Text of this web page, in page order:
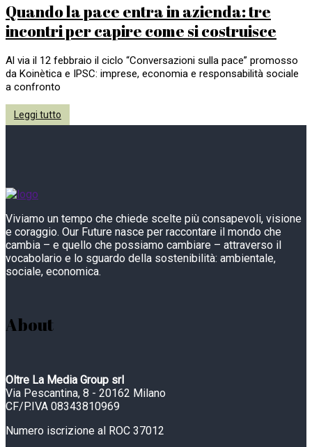
Quando la pace entra in azienda: tre
incontri per capire come si costruisce
Al via il 12 febbraio il ciclo “Conversazioni sulla pace” promosso
da Koinètica e IPSC: imprese, economia e responsabilità sociale
a confronto
Leggi tutto
Viviamo un tempo che chiede scelte più consapevoli, visione
e coraggio. Our Future nasce per raccontare il mondo che
cambia – e quello che possiamo cambiare – attraverso il
vocabolario e lo sguardo della sostenibilità: ambientale,
sociale, economica.
About
Oltre La Media Group srl
Via Pescantina, 8 - 20162 Milano
CF/P.IVA 08343810969
Numero iscrizione al ROC 37012